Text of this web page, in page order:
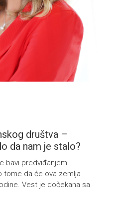
društva –
da nam je stalo?
bavi predviđanjem
tome da će ova zemlja
Vest je dočekana sa